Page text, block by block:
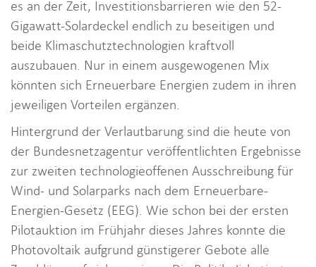
es an der Zeit, Investitionsbarrieren wie den 52-
Gigawatt-Solardeckel endlich zu beseitigen und
beide Klimaschutztechnologien kraftvoll
auszubauen. Nur in einem ausgewogenen Mix
könnten sich Erneuerbare Energien zudem in ihren
jeweiligen Vorteilen ergänzen.
Hintergrund der Verlautbarung sind die heute von
der Bundesnetzagentur veröffentlichten Ergebnisse
zur zweiten technologieoffenen Ausschreibung für
Wind- und Solarparks nach dem Erneuerbare-
Energien-Gesetz (EEG). Wie schon bei der ersten
Pilotauktion im Frühjahr dieses Jahres konnte die
Photovoltaik aufgrund günstigerer Gebote alle